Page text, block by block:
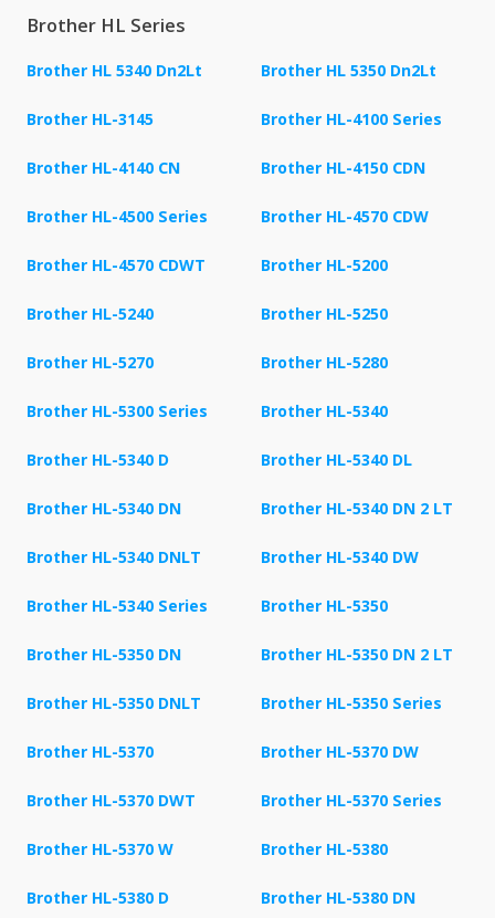
Brother HL Series
Brother HL 5340 Dn2Lt Brother HL 5350 Dn2Lt
Brother HL-3145 Brother HL-4100 Series
Brother HL-4140 CN Brother HL-4150 CDN
Brother HL-4500 Series Brother HL-4570 CDW
Brother HL-4570 CDWT Brother HL-5200
Brother HL-5240 Brother HL-5250
Brother HL-5270 Brother HL-5280
Brother HL-5300 Series Brother HL-5340
Brother HL-5340 D Brother HL-5340 DL
Brother HL-5340 DN Brother HL-5340 DN 2 LT
Brother HL-5340 DNLT Brother HL-5340 DW
Brother HL-5340 Series Brother HL-5350
Brother HL-5350 DN Brother HL-5350 DN 2 LT
Brother HL-5350 DNLT Brother HL-5350 Series
Brother HL-5370 Brother HL-5370 DW
Brother HL-5370 DWT Brother HL-5370 Series
Brother HL-5370 W Brother HL-5380
Brother HL-5380 D Brother HL-5380 DN